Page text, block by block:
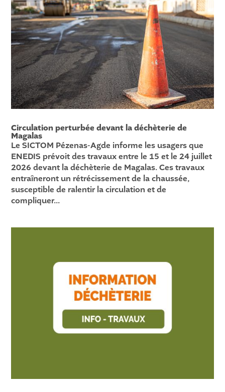
Circulation perturbée devant la déchèterie de
Magalas
Le SICTOM Pézenas-Agde informe les usagers que
ENEDIS prévoit des travaux entre le 15 et le 24 juillet
2026 devant la déchèterie de Magalas. Ces travaux
entraîneront un rétrécissement de la chaussée,
susceptible de ralentir la circulation et de
compliquer...